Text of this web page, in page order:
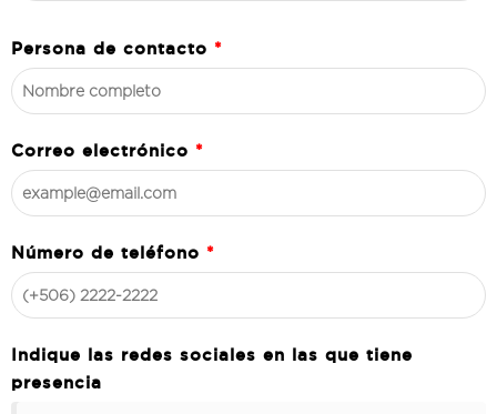
Persona de contacto *
Correo electrónico *
Número de teléfono *
Indique las redes sociales en las que tiene
presencia